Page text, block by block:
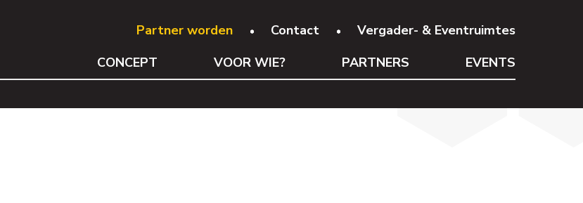
Partner worden Contact
Vergader- & Eventruimtes
CONCEPT
VOOR WIE? PARTNERS EVENTS